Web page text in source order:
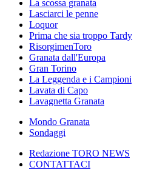
La scossa granata
Lasciarci le penne
Loquor
Prima che sia troppo Tardy
RisorgimenToro
Granata dall'Europa
Gran Torino
La Leggenda e i Campioni
Lavata di Capo
Lavagnetta Granata
Mondo Granata
Sondaggi
Redazione TORO NEWS
CONTATTACI